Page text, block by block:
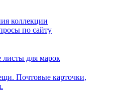
коллекции
по сайту
для марок
Почтовые карточки,